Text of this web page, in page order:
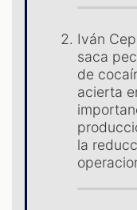
Iván
saca
de
acierta
la